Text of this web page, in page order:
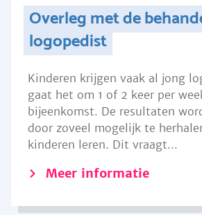
Overleg met de
logopedist
Kinderen krijgen vaak al jong
gaat het om 1 of 2 keer per
bijeenkomst. De resultaten
door zoveel mogelijk te
kinderen leren. Dit vraagt...
Meer informatie